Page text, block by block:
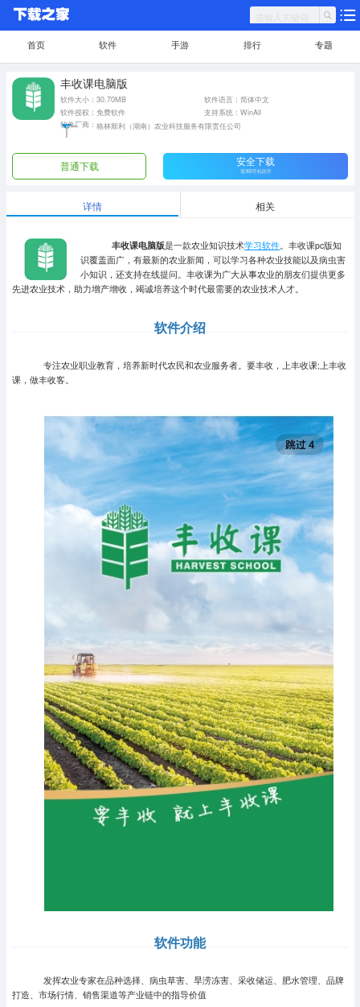
首页 软件 手游 排行 专题
丰收课电脑版
软件大小：30.70MB
软件语言：简体中文
软件授权：免费软件
支持系统：WinAll
软件厂商： 格林斯利（湖南）农业科技服务有限责任公司
普通下载 安全下载
需360手机助手
详情 相关
丰收课电脑版是一款农业知识技术学习软件 。丰收课pc版知
识覆盖面广，有最新的农业新闻，可以学习各种农业技能以及病虫害
小知识，还支持在线提问。丰收课为广大从事农业的朋友们提供更多
先进农业技术，助力增产增收，竭诚培养这个时代最需要的农业技术人才。
软件介绍
专注农业职业教育，培养新时代农民和农业服务者。要丰收，上丰收课;上丰收
课，做丰收客。
软件功能
发挥农业专家在品种选择、病虫草害、旱涝冻害、采收储运、肥水管理、品牌
打造、市场行情、销售渠道等产业链中的指导价值